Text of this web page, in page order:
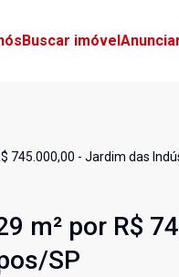
Buscar imóvel
745.000,00 - Jardim das
m² por R$
SP